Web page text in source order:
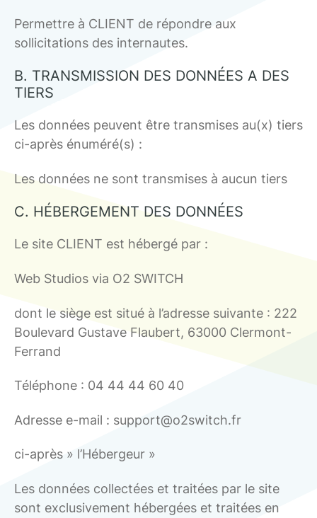
Permettre à CLIENT de répondre aux
sollicitations des internautes.
B. TRANSMISSION DES DONNÉES A DES
TIERS
Les données peuvent être transmises au(x) tiers
ci-après énuméré(s) :
Les données ne sont transmises à aucun tiers
C. HÉBERGEMENT DES DONNÉES
Le site CLIENT est hébergé par :
Web Studios via O2 SWITCH
dont le siège est situé à l’adresse suivante : 222
Boulevard Gustave Flaubert, 63000 Clermont-
Ferrand
Téléphone : 04 44 44 60 40
Adresse e-mail : support@o2switch.fr
ci-après » l’Hébergeur »
Les données collectées et traitées par le site
sont exclusivement hébergées et traitées en